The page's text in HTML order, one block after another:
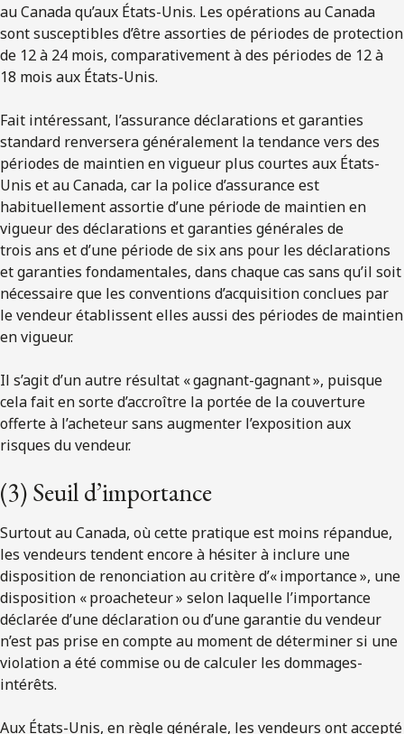
au Canada qu’aux États-Unis. Les opérations au Canada
sont susceptibles d’être assorties de périodes de protection
de 12 à 24 mois, comparativement à des périodes de 12 à
18 mois aux États-Unis.
Fait intéressant, l’assurance déclarations et garanties
standard renversera généralement la tendance vers des
périodes de maintien en vigueur plus courtes aux États-
Unis et au Canada, car la police d’assurance est
habituellement assortie d’une période de maintien en
vigueur des déclarations et garanties générales de
trois ans et d’une période de six ans pour les déclarations
et garanties fondamentales, dans chaque cas sans qu’il soit
nécessaire que les conventions d’acquisition conclues par
le vendeur établissent elles aussi des périodes de maintien
en vigueur.
Il s’agit d’un autre résultat « gagnant-gagnant », puisque
cela fait en sorte d’accroître la portée de la couverture
offerte à l’acheteur sans augmenter l’exposition aux
risques du vendeur.
(3) Seuil d’importance
Surtout au Canada, où cette pratique est moins répandue,
les vendeurs tendent encore à hésiter à inclure une
disposition de renonciation au critère d’« importance », une
disposition « proacheteur » selon laquelle l’importance
déclarée d’une déclaration ou d’une garantie du vendeur
n’est pas prise en compte au moment de déterminer si une
violation a été commise ou de calculer les dommages-
intérêts.
Aux États-Unis, en règle générale, les vendeurs ont accepté